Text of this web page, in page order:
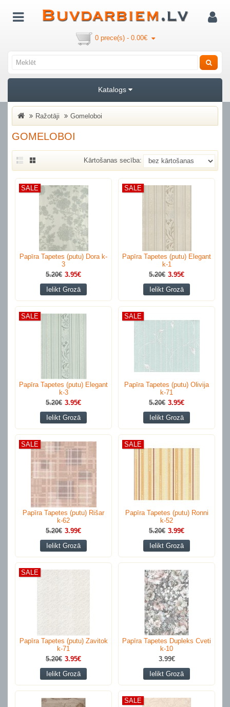
0 prece(s) - 0.00€
Katalogs
Ražotāji Gomeloboi
GOMELOBOI
Kārtošanas secība:
SALE
Papīra Tapetes (putu) Dora k-
3
5.20€ 3.95€
Ielikt Grozā
SALE
Papīra Tapetes (putu) Elegant
k-1
5.20€ 3.95€
Ielikt Grozā
SALE
Papīra Tapetes (putu) Elegant
k-3
5.20€ 3.95€
Ielikt Grozā
SALE
Papīra Tapetes (putu) Olivija
k-71
5.20€ 3.95€
Ielikt Grozā
SALE
Papīra Tapetes (putu) Rišar
k-62
5.20€ 3.99€
Ielikt Grozā
SALE
Papīra Tapetes (putu) Ronni
k-52
5.20€ 3.99€
Ielikt Grozā
SALE
Papīra Tapetes (putu) Zavitok
k-71
5.20€ 3.95€
Ielikt Grozā
Papīra Tapetes Dupleks Cveti
k-10
3.99€
Ielikt Grozā
SALE